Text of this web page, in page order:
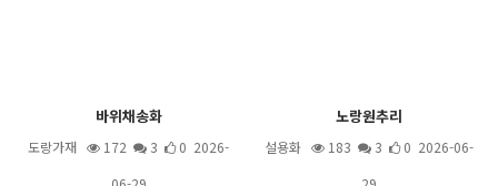
바위채송화
도랑가재 172 3
0 2026-
노랑원추리
설용화 183 3
0 2026-06-